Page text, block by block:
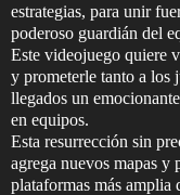
estrategias, para unir
poderoso guardián del
Este videojuego quiere
y prometerle tanto a los
llegados un
en equipos.
Esta resurrección sin
agrega nuevos mapas y
plataformas más amplia